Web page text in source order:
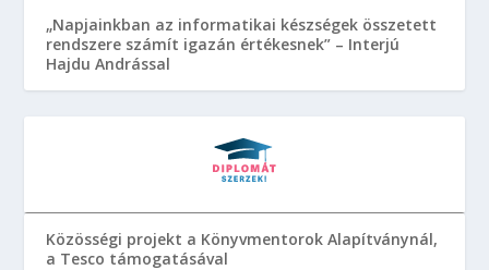
„Napjainkban az informatikai készségek összetett
rendszere számít igazán értékesnek” – Interjú
Hajdu Andrással
Közösségi projekt a Könyvmentorok Alapítványnál,
a Tesco támogatásával